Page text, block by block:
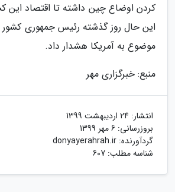
کردن اوضاع چین داشته تا اقتصاد این
این حال روز گذشته رئیس جمهوری
موضوع به آمریکا هشدار داد.
منبع: خبرگزاری مهر
انتشار: 24 اردیبهشت 1399
بروزرسانی: 6 مهر 1399
گردآورنده: donyayerahrah.ir
شناسه مطلب: 607